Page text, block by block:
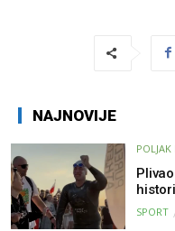
NAJNOVIJE
POLJAK
mora
od
SPORT